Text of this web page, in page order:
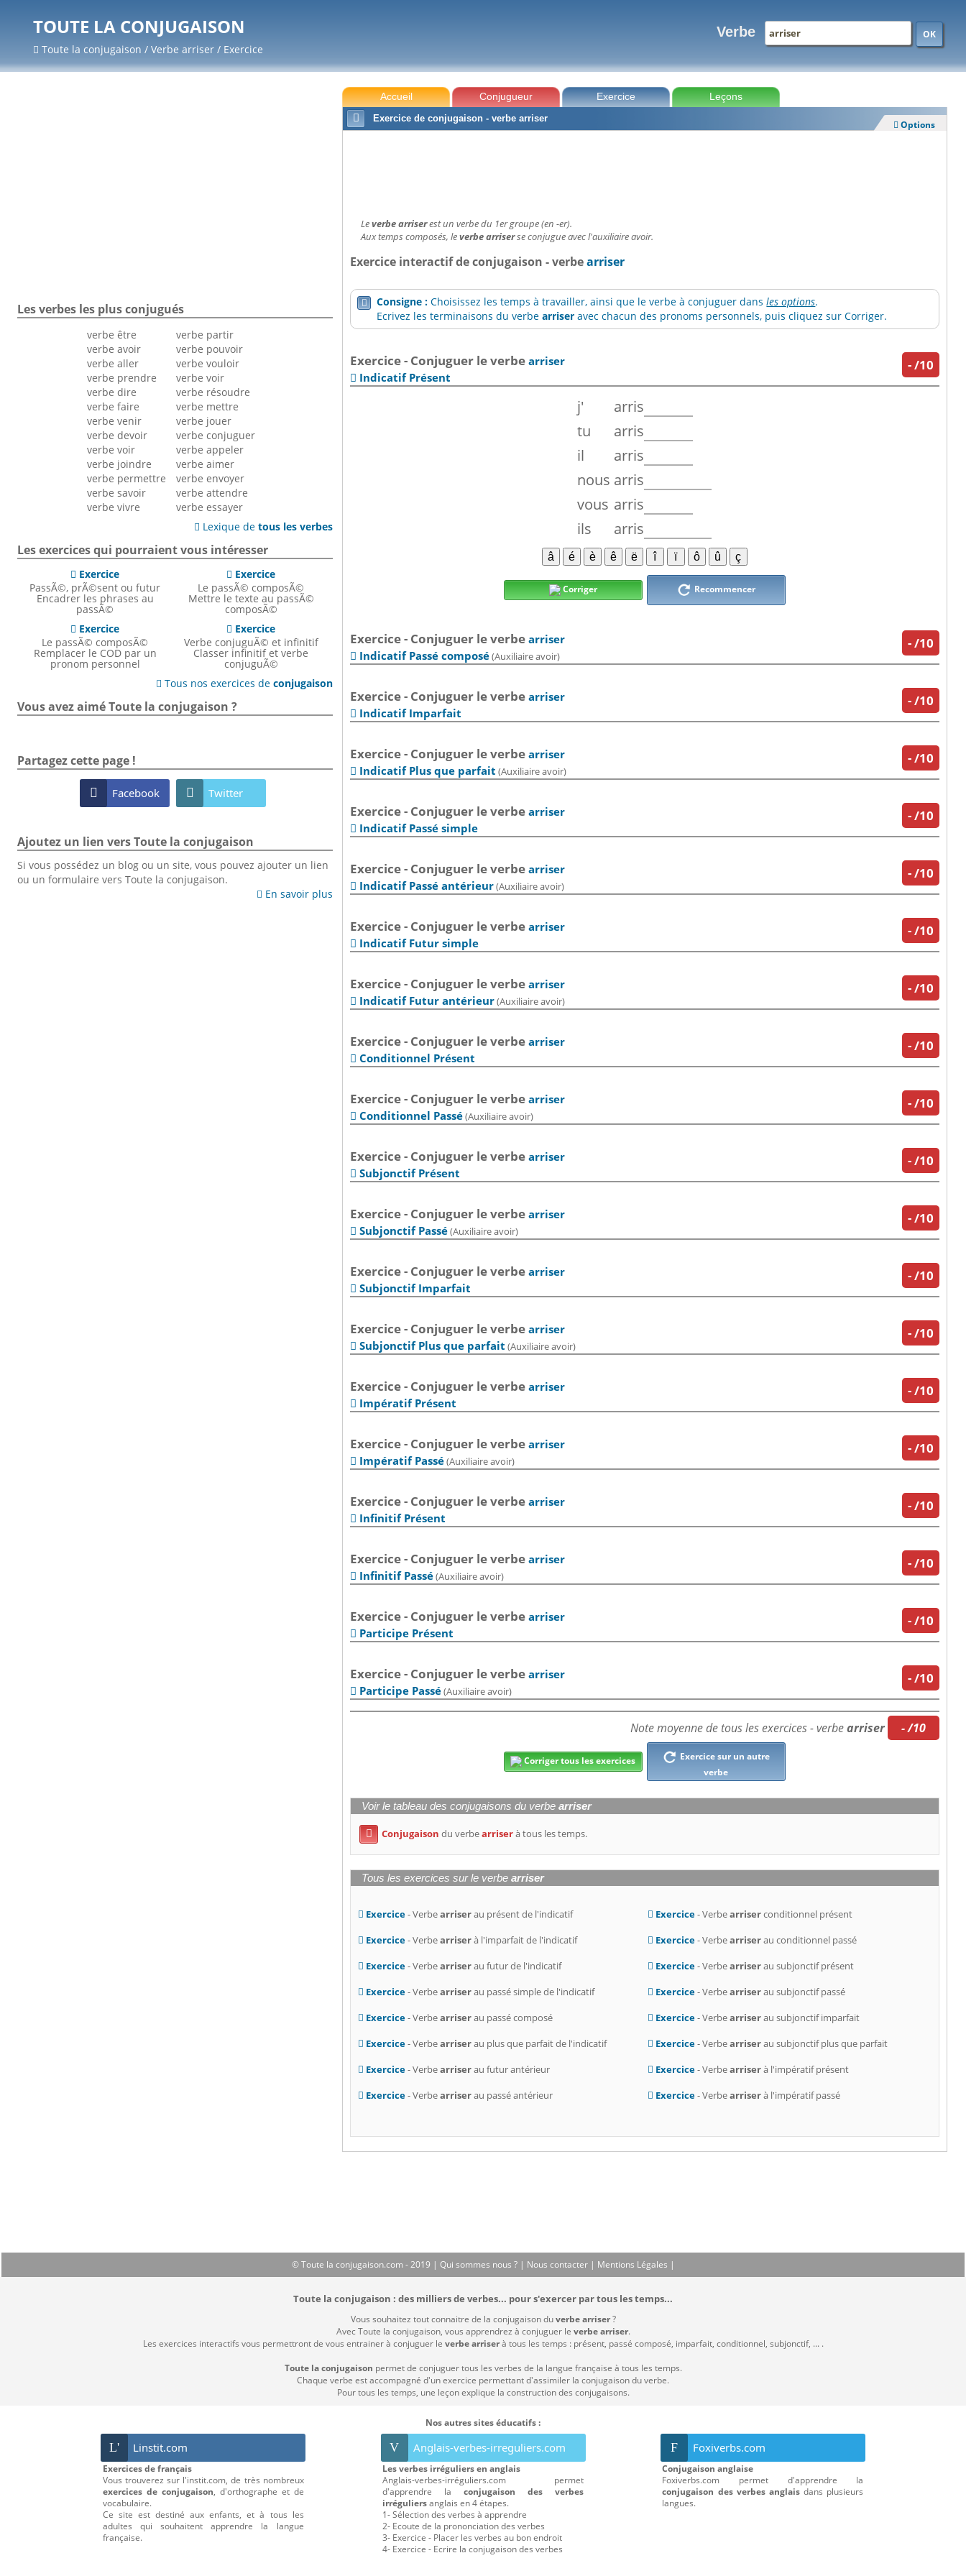
TOUTE LA CONJUGAISON
Toute la conjugaison / Verbe arriser / Exercice
Verbe OK
Accueil Conjugueur Exercice
Leçons

Exercice de conjugaison - verbe arriser
 Options
Leverbe arriserest un verbe du 1er groupe (en -er).
Aux temps composés, leverbe arriserse conjugue avec l'auxiliaire avoir.
Exercice interactif de conjugaison - verbearriser
 Consigne :Choisissez les temps à travailler, ainsi que le verbe à conjuguer dansles options.
Ecrivez les terminaisons du verbearriser avec chacun des pronoms personnels, puis cliquez sur Corriger.
-/10
Exercice - Conjuguer le verbearriser
 Indicatif Présent
j'
arris
tu
arris
il
arris
nous arris
vous arris
ils
arris
Corriger Recommencer
-/10
Exercice - Conjuguer le verbearriser
 Indicatif Passé composé(Auxiliaire avoir)
-/10
Exercice - Conjuguer le verbearriser
 Indicatif Imparfait
-/10
Exercice - Conjuguer le verbearriser
 Indicatif Plus que parfait (Auxiliaire avoir)
-/10
Exercice - Conjuguer le verbearriser
 Indicatif Passé simple
-/10
Exercice - Conjuguer le verbearriser
 Indicatif Passé antérieur(Auxiliaire avoir)
-/10
Exercice - Conjuguer le verbearriser
 Indicatif Futur simple
-/10
Exercice - Conjuguer le verbearriser
 Indicatif Futur antérieur(Auxiliaire avoir)
-/10
Exercice - Conjuguer le verbearriser
Conditionnel Présent
-/10
Exercice - Conjuguer le verbearriser
Conditionnel Passé(Auxiliaire avoir)
-/10
Exercice - Conjuguer le verbearriser
Subjonctif Présent
-/10
Exercice - Conjuguer le verbearriser
Subjonctif Passé(Auxiliaire avoir)
-/10
Exercice - Conjuguer le verbearriser
Subjonctif Imparfait
-/10
Exercice - Conjuguer le verbearriser
Subjonctif Plus que parfait (Auxiliaire avoir)
-/10
Exercice - Conjuguer le verbearriser
 Impératif Présent
-/10
Exercice - Conjuguer le verbearriser
 Impératif Passé(Auxiliaire avoir)
-/10
Exercice - Conjuguer le verbearriser
 Infinitif Présent
-/10
Exercice - Conjuguer le verbearriser
 Infinitif Passé(Auxiliaire avoir)
-/10
Exercice - Conjuguer le verbearriser
 Participe Présent
-/10
Exercice - Conjuguer le verbearriser
 Participe Passé(Auxiliaire avoir)
Note moyenne de tous les exercices - verbearriser - /10
Corriger tous les exercices
Exercice sur un autre
verbe
Voir le tableau des conjugaisons du verbearriser
 Conjugaison du verbearriserà tous les temps.
Tous les exercices sur le verbearriser
Exercice- Verbearriserau présent de l'indicatif
Exercice- Verbearriserà l'imparfait de l'indicatif
Exercice- Verbearriserau futur de l'indicatif
Exercice- Verbearriserau passé simple de l'indicatif
Exercice- Verbearriserau passé composé
Exercice- Verbearriserau plus que parfait de l'indicatif
Exercice- Verbearriserau futur antérieur
Exercice- Verbearriserau passé antérieur
Exercice- Verbearriserconditionnel présent
Exercice- Verbearriserau conditionnel passé
Exercice- Verbearriserau subjonctif présent
Exercice- Verbearriserau subjonctif passé
Exercice- Verbearriserau subjonctif imparfait
Exercice- Verbearriserau subjonctif plus que parfait
Exercice- Verbearriserà l'impératif présent
Exercice- Verbearriserà l'impératif passé
Les verbes les plus conjugués
verbe être
verbe avoir
verbe aller
verbe prendre
verbe dire
verbe faire
verbe venir
verbe devoir
verbe voir
verbe joindre
verbe permettre
verbe savoir
verbe vivre
verbe partir
verbe pouvoir
verbe vouloir
verbe voir
verbe résoudre
verbe mettre
verbe jouer
verbe conjuguer
verbe appeler
verbe aimer
verbe envoyer
verbe attendre
verbe essayer
 Lexique detous les verbes
Les exercices qui pourraient vous intéresser
 Exercice
PassÃ©, prÃ©sent ou futur
Encadrer les phrases au
passÃ©
 Exercice
Le passÃ© composÃ©
Mettre le texte au passÃ©
composÃ©
 Exercice
Le passÃ© composÃ©
Remplacer le COD par un
pronom personnel
 Exercice
Verbe conjuguÃ© et infinitif
Classer infinitif et verbe
conjuguÃ©
 Tous nos exercices deconjugaison
Vous avez aimé Toute la conjugaison ?
Partagez cette page !
 Facebook  Twitter
Ajoutez un lien vers Toute la conjugaison
Si vous possédez un blog ou un site, vous pouvez ajouter un lien
ou un formulaire vers Toute la conjugaison.
 En savoir plus
© Toute la conjugaison.com - 2019 | Qui sommes nous ? | Nous contacter | Mentions Légales |
Toute la conjugaison : des milliers de verbes... pour s'exercer par tous les temps...
Vous souhaitez tout connaitre de la conjugaison duverbe arriser?
Avec Toute la conjugaison, vous apprendrez à conjuguer le verbe arriser.
Les exercices interactifs vous permettront de vous entrainer à conjuguer le verbe arriserà tous les temps : présent, passé composé, imparfait, conditionnel, subjonctif, ... .
Toute la conjugaison permet de conjuguer tous les verbes de la langue française à tous les temps.
Chaque verbe est accompagné d'un exercice permettant d'assimiler la conjugaison du verbe.
Pour tous les temps, une leçon explique la construction des conjugaisons.
Nos autres sites éducatifs :
L' Linstit.com
Exercices de français
Vous trouverez sur l'instit.com, de très nombreux
exercices de conjugaison, d'orthographe et de
vocabulaire.
Ce site est destiné aux enfants, et à tous les
adultes qui souhaitent apprendre la langue
française.
V Anglais-verbes-irreguliers.com
Les verbes irréguliers en anglais
Anglais-verbes-irréguliers.com permet
d'apprendre la conjugaison des verbes
irréguliersanglais en 4 étapes.
1- Sélection des verbes à apprendre
2- Ecoute de la prononciation des verbes
3- Exercice - Placer les verbes au bon endroit
4- Exercice - Ecrire la conjugaison des verbes
F Foxiverbs.com
Conjugaison anglaise
Foxiverbs.com permet d'apprendre la
conjugaison des verbes anglaisdans plusieurs
langues.